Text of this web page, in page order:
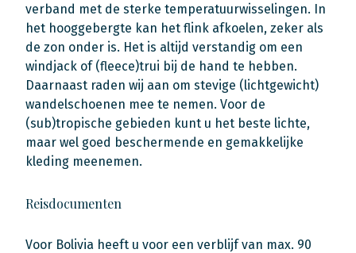
verband met de sterke temperatuurwisselingen. In
het hooggebergte kan het flink afkoelen, zeker als
de zon onder is. Het is altijd verstandig om een
windjack of (fleece)trui bij de hand te hebben.
Daarnaast raden wij aan om stevige (lichtgewicht)
wandelschoenen mee te nemen. Voor de
(sub)tropische gebieden kunt u het beste lichte,
maar wel goed beschermende en gemakkelijke
kleding meenemen.
Reisdocumenten
Voor Bolivia heeft u voor een verblijf van max. 90